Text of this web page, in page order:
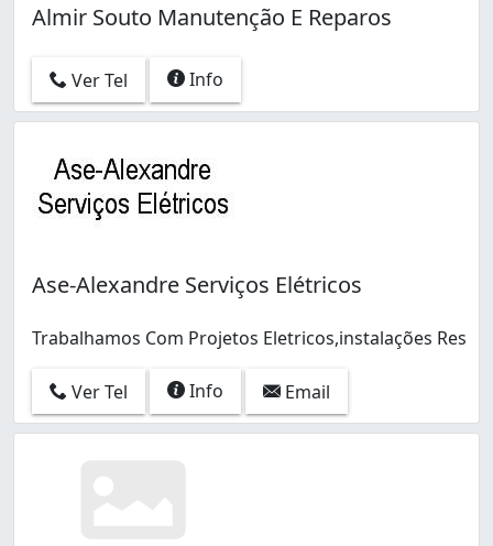
Almir Souto Manutenção E Reparos
Ver Tel Info
Ase-Alexandre Serviços Elétricos
Trabalhamos Com Projetos Eletricos,instalações Res
Ver Tel Info Email